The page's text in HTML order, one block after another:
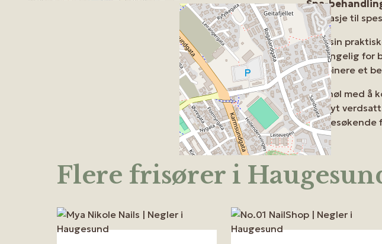
Spa-
massasje til
Med sin
tilgjengelig for
kombinere et
Ikke nøl med å
så høyt
alle besøkende
Flere frisører i